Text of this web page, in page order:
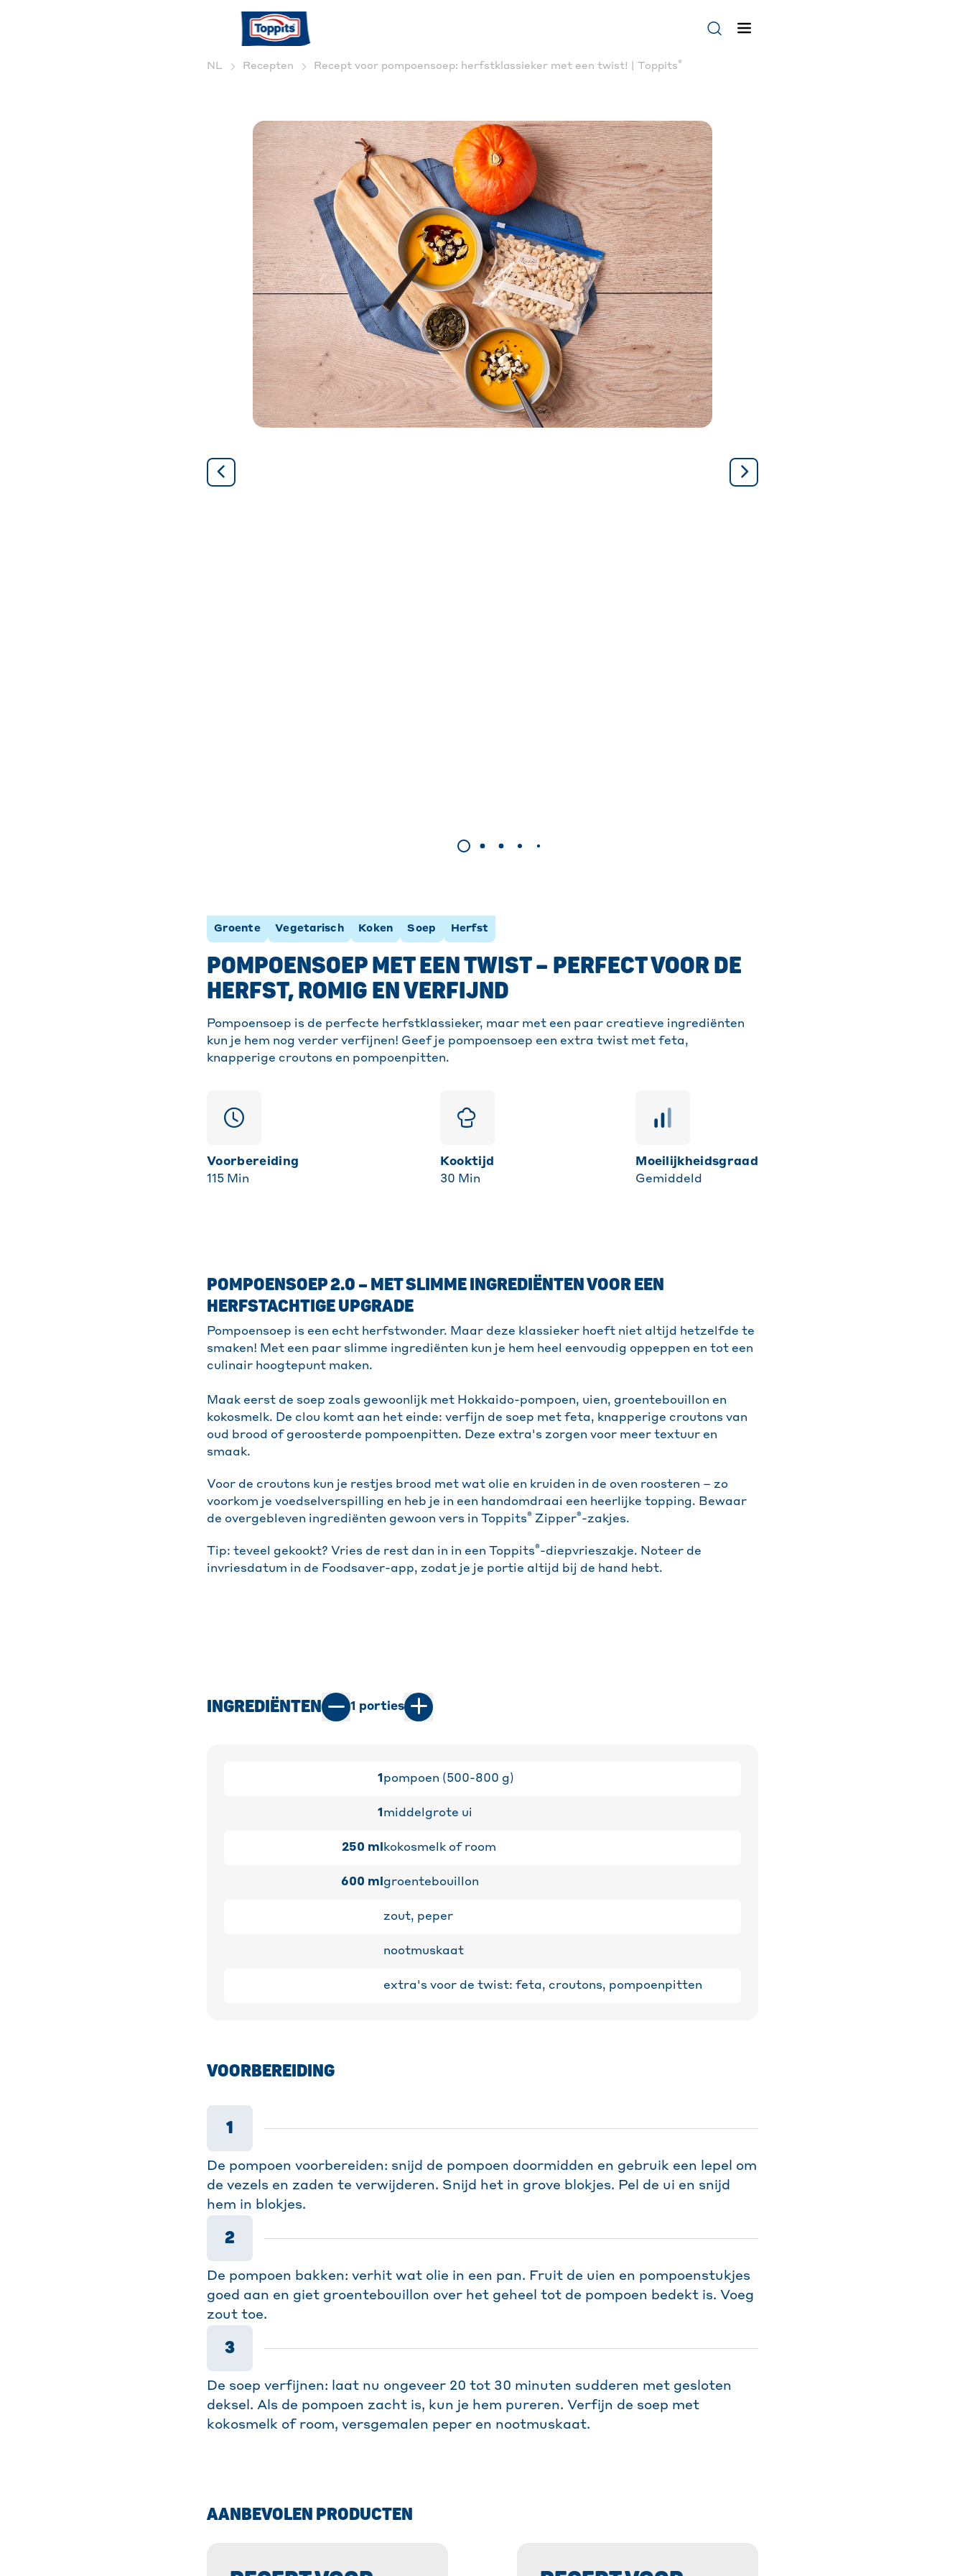
NL Recepten Recept voor pompoensoep: herfstklassieker met een twist! | Toppits®
Groente Vegetarisch Koken Soep Herfst
POMPOENSOEP MET EEN TWIST – PERFECT VOOR DE
HERFST, ROMIG EN VERFIJND
Pompoensoep is de perfecte herfstklassieker, maar met een paar creatieve ingrediënten
kun je hem nog verder verfijnen! Geef je pompoensoep een extra twist met feta,
knapperige croutons en pompoenpitten.
Voorbereiding
115 Min
Kooktijd
30 Min
moeilijkheidsgraad
Gemiddeld
POMPOENSOEP 2.0 – MET SLIMME INGREDIËNTEN VOOR EEN
HERFSTACHTIGE UPGRADE
Pompoensoep is een echt herfstwonder. Maar deze klassieker hoeft niet altijd hetzelfde te
smaken! Met een paar slimme ingrediënten kun je hem heel eenvoudig oppeppen en tot een
culinair hoogtepunt maken.
Maak eerst de soep zoals gewoonlijk met Hokkaido-pompoen, uien, groentebouillon en
kokosmelk. De clou komt aan het einde: verfijn de soep met feta, knapperige croutons van
oud brood of geroosterde pompoenpitten. Deze extra's zorgen voor meer textuur en
smaak.
Voor de croutons kun je restjes brood met wat olie en kruiden in de oven roosteren – zo
voorkom je voedselverspilling en heb je in een handomdraai een heerlijke topping. Bewaar
de overgebleven ingrediënten gewoon vers in Toppits® Zipper®-zakjes.
Tip: teveel gekookt? Vries de rest dan in in een Toppits®-diepvrieszakje. Noteer de
invriesdatum in de Foodsaver-app, zodat je je portie altijd bij de hand hebt.
INGREDIËNTEN 1 porties
1pompoen (500-800 g)
1middelgrote ui
250 mlkokosmelk of room
600 mlgroentebouillon
zout, peper
nootmuskaat
extra's voor de twist: feta, croutons, pompoenpitten
VOORBEREIDING
1
De pompoen voorbereiden: snijd de pompoen doormidden en gebruik een lepel om
de vezels en zaden te verwijderen. Snijd het in grove blokjes. Pel de ui en snijd
hem in blokjes.
2
De pompoen bakken: verhit wat olie in een pan. Fruit de uien en pompoenstukjes
goed aan en giet groentebouillon over het geheel tot de pompoen bedekt is. Voeg
zout toe.
3
De soep verfijnen: laat nu ongeveer 20 tot 30 minuten sudderen met gesloten
deksel. Als de pompoen zacht is, kun je hem pureren. Verfijn de soep met
kokosmelk of room, versgemalen peper en nootmuskaat.
AANBEVOLEN PRODUCTEN